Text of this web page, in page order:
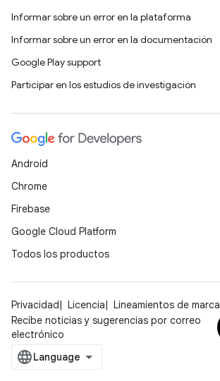
Informar sobre un error en la plataforma
Informar sobre un error en la documentación
Google Play support
Participar en los estudios de investigación
Android
Chrome
Firebase
Google Cloud Platform
Todos los productos
Privacidad Licencia Lineamientos de marca
Recibe noticias y sugerencias por correo
electrónico